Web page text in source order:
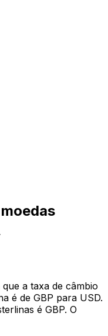
a taxa de câmbio
é de GBP para USD.
é GBP. O